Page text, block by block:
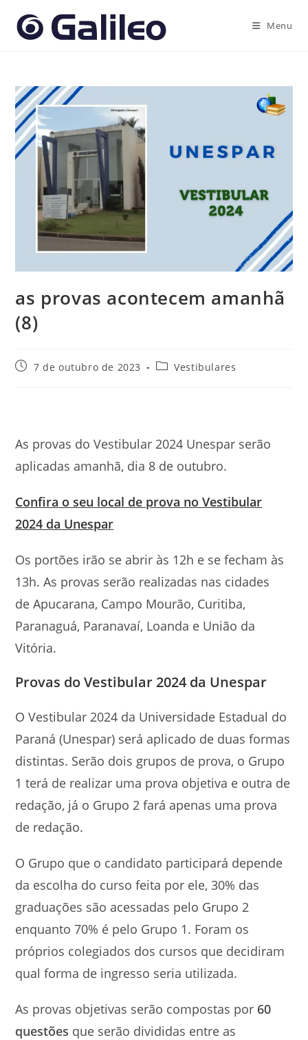
para
Menu
as provas acontecem amanhã
(8)
Post7 de outubro de 2023
Categoria
Vestibulares
As provas do Vestibular 2024 Unespar serão
aplicadas amanhã, dia 8 de outubro.
Confira o seu local de prova no Vestibular
2024 da Unespar
Os portões irão se abrir às 12h e se fecham às
13h. As provas serão realizadas nas cidades
de Apucarana, Campo Mourão, Curitiba,
Paranaguá, Paranavaí, Loanda e União da
Vitória.
Provas do Vestibular 2024 da Unespar
O Vestibular 2024 da Universidade Estadual do
Paraná (Unespar) será aplicado de duas formas
distintas. Serão dois grupos de prova, o Grupo
1 terá de realizar uma prova objetiva e outra de
redação, já o Grupo 2 fará apenas uma prova
de redação.
O Grupo que o candidato participará depende
da escolha do curso feita por ele, 30% das
graduações são acessadas pelo Grupo 2
enquanto 70% é pelo Grupo 1. Foram os
próprios colegiados dos cursos que decidiram
qual forma de ingresso seria utilizada.
As provas objetivas serão compostas por 60
questões que serão divididas entre as